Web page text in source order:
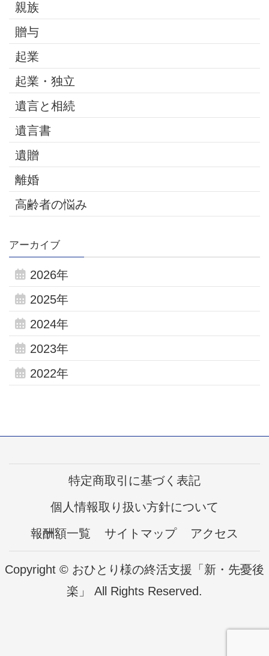
親族
贈与
起業
起業・独立
遺言と相続
遺言書
遺贈
離婚
高齢者の悩み
アーカイブ
2026年
2025年
2024年
2023年
2022年
特定商取引に基づく表記
個人情報取り扱い方針について
報酬額一覧
サイトマップ アクセス
Copyright © おひとり様の終活支援「新・先憂後
楽」 All Rights Reserved.